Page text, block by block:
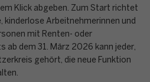
Klick abgeben. Zum Start richtet
kinderlose Arbeitnehmerinnen und
mit Renten- oder
ab dem 31. März 2026 kann jeder,
gehört, die neue Funktion